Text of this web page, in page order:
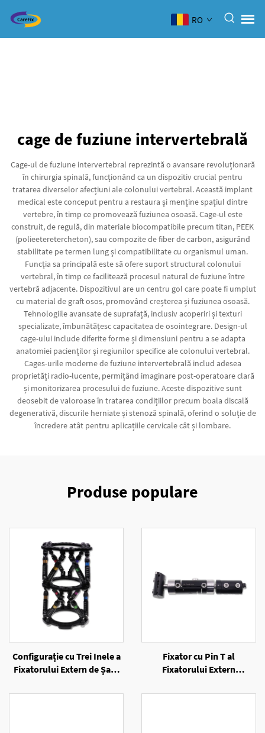
RO
cage de fuziune intervertebrală
Cage-ul de fuziune intervertebral reprezintă o avansare revoluționară
în chirurgia spinală, funcționând ca un dispozitiv crucial pentru
tratarea diverselor afecțiuni ale colonului vertebral. Această implant
medical este conceput pentru a restaura și menține spațiul dintre
vertebre, în timp ce promovează fuziunea osoasă. Cage-ul este
construit, de regulă, din materiale biocompatibile precum titan, PEEK
(polieeteretercheton), sau compozite de fiber de carbon, asigurând
stabilitate pe termen lung și compatibilitate cu organismul uman.
Funcția sa principală este să ofere suport structural colonului
vertebral, în timp ce facilitează procesul natural de fuziune între
vertebră adjacente. Dispozitivul are un centru gol care poate fi umplut
cu material de graft osos, promovând creșterea și fuziunea osoasă.
Tehnologiile avansate de suprafață, inclusiv acoperiri și texturi
specializate, îmbunătățesc capacitatea de osointegrare. Design-ul
cage-ului include diferite forme și dimensiuni pentru a se adapta
anatomiei pacienților și regiunilor specifice ale colonului vertebral.
Cages-urile moderne de fuziune intervertebrală includ adesea
proprietăți radio-lucente, permițând imaginare post-operatoare clară
și monitorizarea procesului de fuziune. Aceste dispozitive sunt
deosebit de valoroase în tratarea condițiilor precum boala discală
degenerativă, discurile herniate și stenoză spinală, oferind o soluție de
încredere atât pentru aplicațiile cervicale cât și lombare.
Produse populare
Configurație cu Trei Inele a
Fixatorului Extern de Șase
Fixator cu Pin T al
Fixatorului Extern